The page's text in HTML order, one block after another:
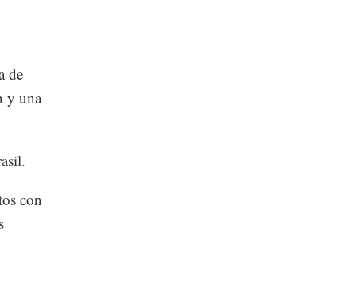
de
y una
con